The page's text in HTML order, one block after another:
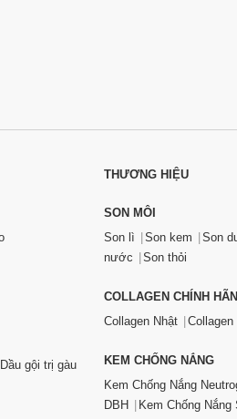
Dầu gội trị gàu
THƯƠNG HIỆU
SON MÔI
Son lì
Son kem Son
nước
Son thỏi
COLLAGEN CHÍNH
Collagen Nhật
KEM CHỐNG NẮNG
Kem Chống Nắng
DBH
Kem Chống Nắng